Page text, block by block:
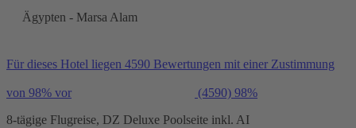
Ägypten - Marsa Alam
Für dieses Hotel liegen 4590 Bewertungen mit einer Zustimmung
von 98% vor (4590) 98%
8-tägige Flugreise, DZ Deluxe Poolseite inkl. AI